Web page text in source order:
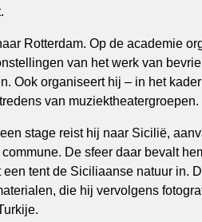
Rotterdam. Op de academie
van het werk van
Ook organiseert hij – in het
van muziektheatergroepen.
een stage reist hij naar Sicilië,
De sfeer daar bevalt
een tent de Siciliaanse natuur in.
die hij vervolgens